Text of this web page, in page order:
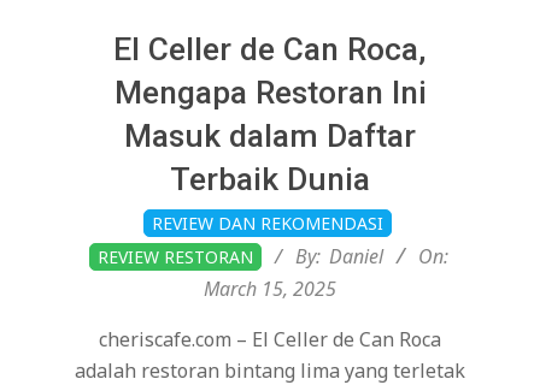
El Celler de Can Roca,
Mengapa Restoran Ini
Masuk dalam Daftar
Terbaik Dunia
03-
15
REVIEW DAN REKOMENDASI
REVIEW RESTORAN
By: Daniel
On:
March 15, 2025
cheriscafe.com – El Celler de Can Roca
adalah restoran bintang lima yang terletak